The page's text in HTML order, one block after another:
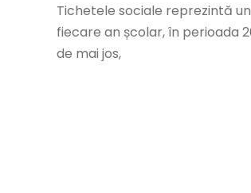
Tichetele sociale reprezintă
fiecare an școlar, în perioada
de mai jos,